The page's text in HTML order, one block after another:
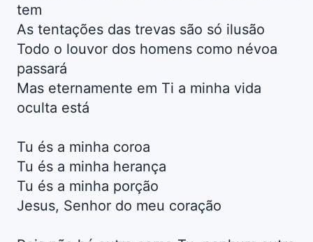
tem
As tentações das trevas são só ilusão
Todo o louvor dos homens como névoa
passará
Mas eternamente em Ti a minha vida
oculta está
Tu és a minha coroa
Tu és a minha herança
Tu és a minha porção
Jesus, Senhor do meu coração